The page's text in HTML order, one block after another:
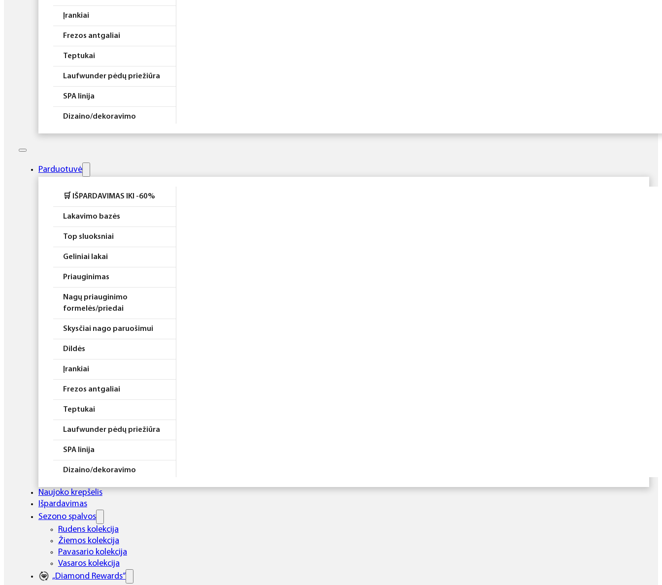
Įrankiai
Frezos antgaliai
Teptukai
Laufwunder pėdų priežiūra
SPA linija
Dizaino/dekoravimo
Higiena
Rinkiniai
Parduotuvė
🛒 IŠPARDAVIMAS IKI -60%
Lakavimo bazės
Top sluoksniai
Geliniai lakai
Priauginimas
Nagų priauginimo
formelės/priedai
Skysčiai nago paruošimui
Dildės
Įrankiai
Frezos antgaliai
Teptukai
Laufwunder pėdų priežiūra
SPA linija
Dizaino/dekoravimo
Elektros prietaisai
Higiena
Atributika
Rinkiniai
Naujoko krepšelis
Išpardavimas
Sezono spalvos
Rudens kolekcija
Žiemos kolekcija
Pavasario kolekcija
Vasaros kolekcija
„Diamond Rewards“